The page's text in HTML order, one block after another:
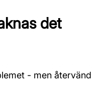
det
- men återvänd